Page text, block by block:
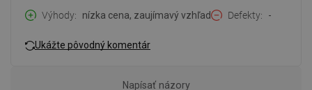
Výhody
nízka cena, zaujímavý vzhľad Defekty -
Ukážte pôvodný komentár
Napísať názory